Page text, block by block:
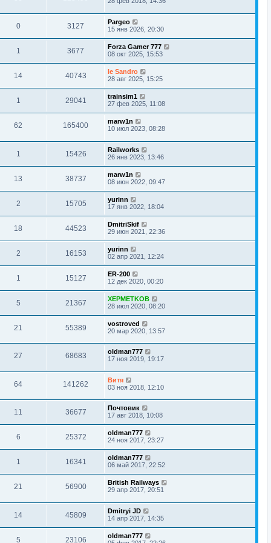
0 3127
Pargeo
15 янв 2026, 20:30
1 3677
Forza Gamer 777
08 окт 2025, 15:53
14 40743
le Sandro
28 авг 2025, 15:25
1 29041
trainsim1
27 фев 2025, 11:08
62 165400
marw1n
10 июл 2023, 08:28
1 15426
Railworks
26 янв 2023, 13:46
13 38737
marw1n
08 июн 2022, 09:47
2 15705
yurinn
17 янв 2022, 18:04
18 44523
DmitriSkif
29 июн 2021, 22:36
2 16153
yurinn
02 апр 2021, 12:24
1 15127
ER-200
12 дек 2020, 00:20
5 21367
XEPMETKOB
28 июл 2020, 08:20
21 55389
vostroved
20 мар 2020, 13:57
27 68683
oldman777
17 ноя 2019, 19:17
64 141262
Витя
03 ноя 2018, 12:10
11 36677
Почтовик
17 авг 2018, 10:08
6 25372
oldman777
24 ноя 2017, 23:27
1 16341
oldman777
06 май 2017, 22:52
21 56900
British Railways
29 апр 2017, 20:51
14 45809
Dmitryi JD
14 апр 2017, 14:35
5 23106
oldman777